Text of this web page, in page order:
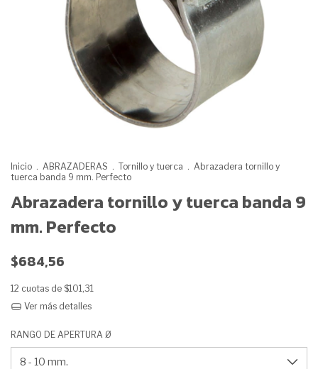
Inicio . ABRAZADERAS . Tornillo y tuerca . Abrazadera tornillo y
tuerca banda 9 mm. Perfecto
Abrazadera tornillo y tuerca banda 9
mm. Perfecto
$684,56
12 cuotas de $101,31
Ver más detalles
RANGO DE APERTURA Ø